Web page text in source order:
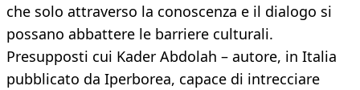
che solo attraverso la conoscenza e il dialogo si
possano abbattere le barriere culturali.
Presupposti cui Kader Abdolah – autore, in Italia
pubblicato da Iperborea, capace di intrecciare